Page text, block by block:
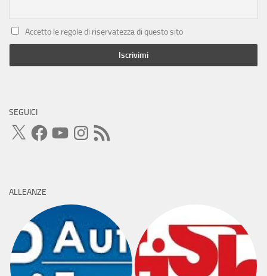
Accetto le regole di riservatezza di questo sito
SEGUICI
X FacebookYouTubeInstagram
Feed
RSS
ALLEANZE